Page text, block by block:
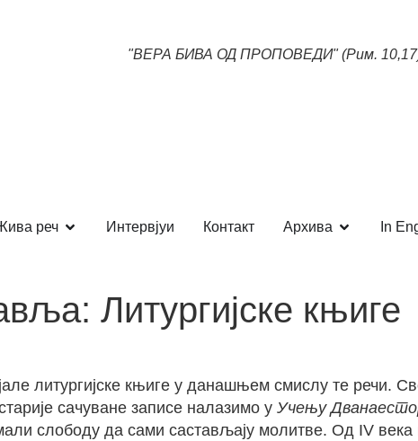
"ВЕРА БИВА ОД ПРОПОВЕДИ" (Рим.
реч Интервјуи Контакт Архива In
Литургијске књиге
литургијске књиге у данашњем смислу те речи.
сачуване записе налазимо у Учењу
слободу да сами састављају молитве. Од IV